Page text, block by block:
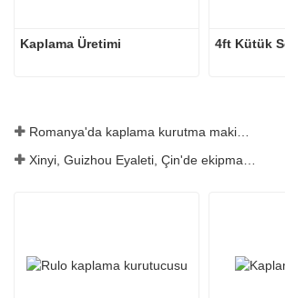
Kaplama Üretimi 4ft Kütük
Xinyi, Guizhou Eyaleti, Çin'de ekipman lansmanı